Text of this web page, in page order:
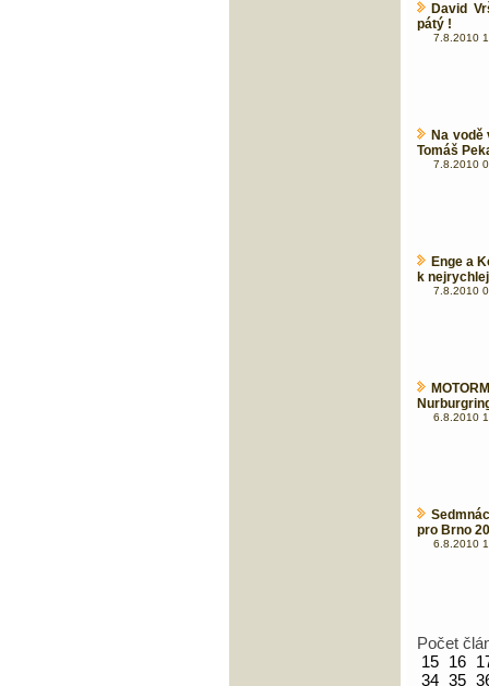
David
pátý !
7.8.2010
Na
Tomáš
7.8.2010
Enge a
k
7.8.2010
6.8.2010
pro Brno
6.8.2010
Počet
15 16
34 35